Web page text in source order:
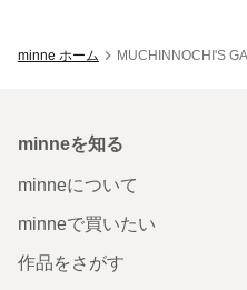
minne ホーム MUCHINNOCHI'S
minneを知る
minneについて
minneで買いたい
作品をさがす